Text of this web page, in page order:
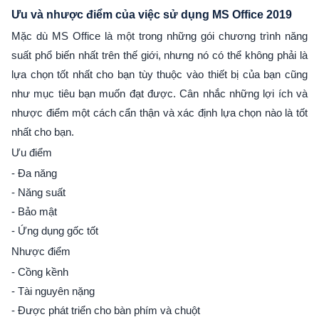
Ưu và nhược điểm của việc sử dụng MS Office 2019
Mặc dù MS Office là một trong những gói chương trình năng
suất phổ biến nhất trên thế giới, nhưng nó có thể không phải là
lựa chọn tốt nhất cho bạn tùy thuộc vào thiết bị của bạn cũng
như mục tiêu bạn muốn đạt được. Cân nhắc những lợi ích và
nhược điểm một cách cẩn thận và xác định lựa chọn nào là tốt
nhất cho bạn.
Ưu điểm
- Đa năng
- Năng suất
- Bảo mật
- Ứng dụng gốc tốt
Nhược điểm
- Cồng kềnh
- Tài nguyên nặng
- Được phát triển cho bàn phím và chuột